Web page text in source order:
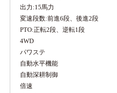
出力:15馬力
変速段数:前進6段、後進2段
PTO:正転2段、逆転1段
4WD
パワステ
自動水平機能
自動深耕制御
倍速